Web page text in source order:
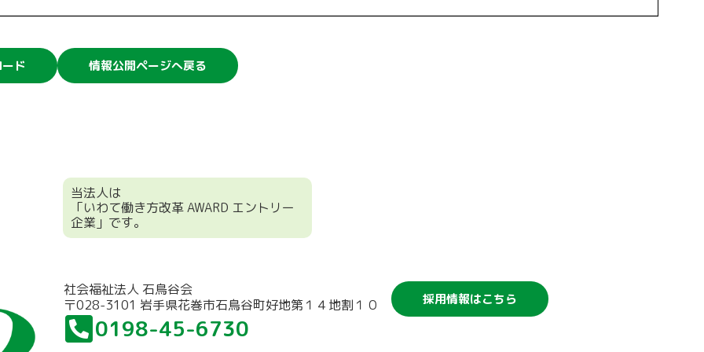
ド 情報公開ページへ戻る
当法人は
「いわて働き方改革 AWARD エントリー
企業」です。
社会福祉法人 石鳥谷会
〒028-3101 岩手県花巻市石鳥谷町好地第１４地割１０
0198-45-6730
採用情報はこちら